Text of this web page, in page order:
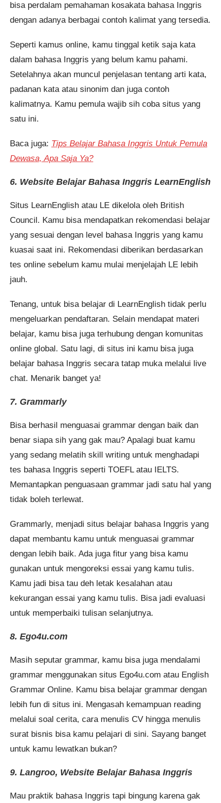
bisa perdalam pemahaman kosakata bahasa Inggris
dengan adanya berbagai contoh kalimat yang tersedia.
Seperti kamus online, kamu tinggal ketik saja kata
dalam bahasa Inggris yang belum kamu pahami.
Setelahnya akan muncul penjelasan tentang arti kata,
padanan kata atau sinonim dan juga contoh
kalimatnya. Kamu pemula wajib sih coba situs yang
satu ini.
Baca juga: Tips Belajar Bahasa Inggris Untuk Pemula
Dewasa, Apa Saja Ya?
6. Website Belajar Bahasa Inggris LearnEnglish
Situs LearnEnglish atau LE dikelola oleh British
Council. Kamu bisa mendapatkan rekomendasi belajar
yang sesuai dengan level bahasa Inggris yang kamu
kuasai saat ini. Rekomendasi diberikan berdasarkan
tes online sebelum kamu mulai menjelajah LE lebih
jauh.
Tenang, untuk bisa belajar di LearnEnglish tidak perlu
mengeluarkan pendaftaran. Selain mendapat materi
belajar, kamu bisa juga terhubung dengan komunitas
online global. Satu lagi, di situs ini kamu bisa juga
belajar bahasa Inggris secara tatap muka melalui live
chat. Menarik banget ya!
7. Grammarly
Bisa berhasil menguasai grammar dengan baik dan
benar siapa sih yang gak mau? Apalagi buat kamu
yang sedang melatih skill writing untuk menghadapi
tes bahasa Inggris seperti TOEFL atau IELTS.
Memantapkan penguasaan grammar jadi satu hal yang
tidak boleh terlewat.
Grammarly, menjadi situs belajar bahasa Inggris yang
dapat membantu kamu untuk menguasai grammar
dengan lebih baik. Ada juga fitur yang bisa kamu
gunakan untuk mengoreksi essai yang kamu tulis.
Kamu jadi bisa tau deh letak kesalahan atau
kekurangan essai yang kamu tulis. Bisa jadi evaluasi
untuk memperbaiki tulisan selanjutnya.
8. Ego4u.com
Masih seputar grammar, kamu bisa juga mendalami
grammar menggunakan situs Ego4u.com atau English
Grammar Online. Kamu bisa belajar grammar dengan
lebih fun di situs ini. Mengasah kemampuan reading
melalui soal cerita, cara menulis CV hingga menulis
surat bisnis bisa kamu pelajari di sini. Sayang banget
untuk kamu lewatkan bukan?
9. Langroo, Website Belajar Bahasa Inggris
Mau praktik bahasa Inggris tapi bingung karena gak